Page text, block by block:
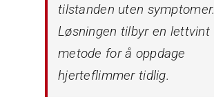
tilstanden uten symptomer.
Løsningen tilbyr en lettvint
metode for å oppdage
hjerteflimmer tidlig.